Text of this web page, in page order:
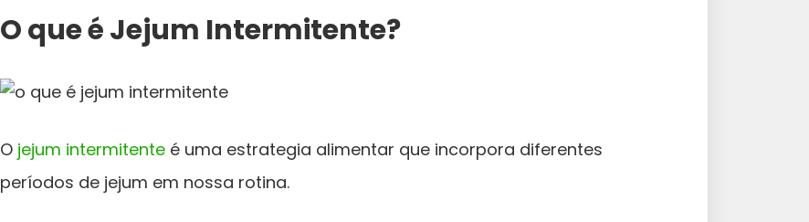
O que é Jejum Intermitente?
O jejum intermitenteé uma estrategia alimentar que incorpora diferentes
períodos de jejum em nossa rotina.